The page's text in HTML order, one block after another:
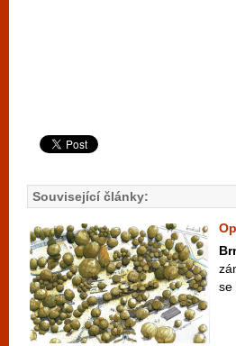
Související články:
se